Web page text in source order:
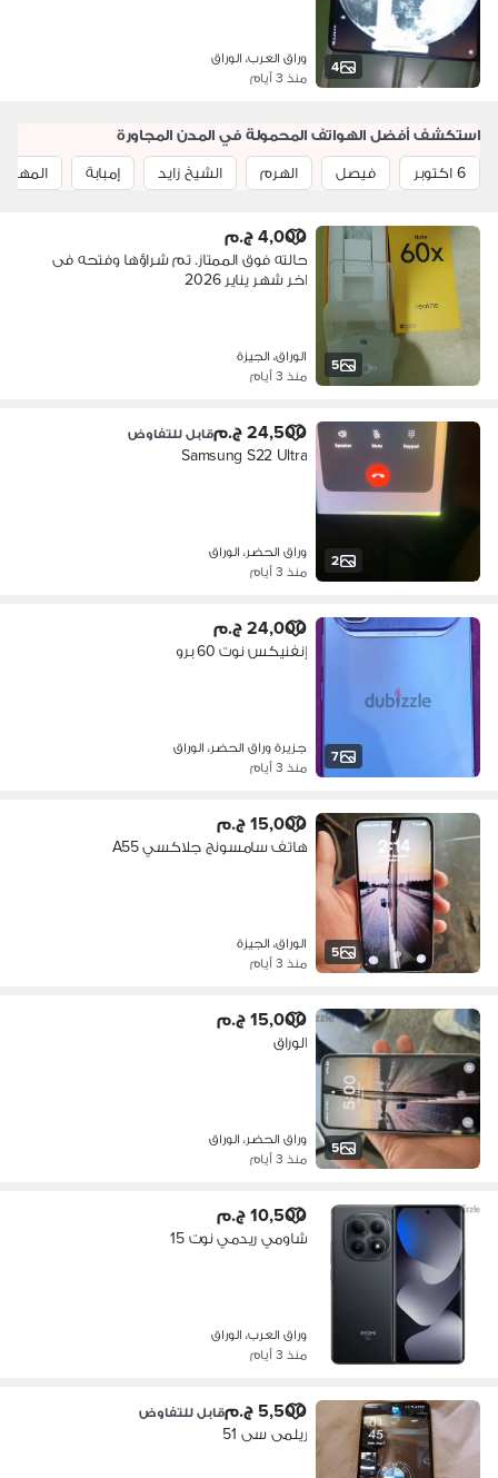
4
وراق العرب، الوراق
منذ 3 أيام
استكشف أفضل الهواتف المحمولة في المدن المجاورة
6 اكتوبر
فيصل الهرم الشيخ زايد إمبابة
5
4,000 ج.م
حالته فوق الممتاز. تم شراؤها وفتحه فى
اخر شهر يناير 2026
الوراق، الجيزة
منذ 3 أيام
2
24,500 ج.م قابل للتفاوض
Samsung S22 Ultra
وراق الحضر، الوراق
منذ 3 أيام
7
24,000 ج.م
إنفنيكس نوت 60 برو
جزيرة وراق الحضر، الوراق
منذ 3 أيام
5
15,000 ج.م
هاتف سامسونج جلاكسي A55
الوراق، الجيزة
منذ 3 أيام
5
15,000 ج.م
الوراق
وراق الحضر، الوراق
منذ 3 أيام
10,500 ج.م
شاومي ريدمي نوت 15
وراق العرب، الوراق
منذ 3 أيام
5,500 ج.م قابل للتفاوض
ريلمى سى 51